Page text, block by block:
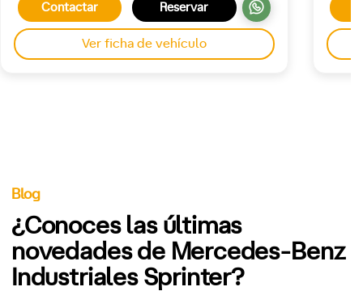
Contactar Reservar
Ver ficha de vehículo
Blog
¿Conoces las últimas
novedades de Mercedes-Benz
Industriales Sprinter?